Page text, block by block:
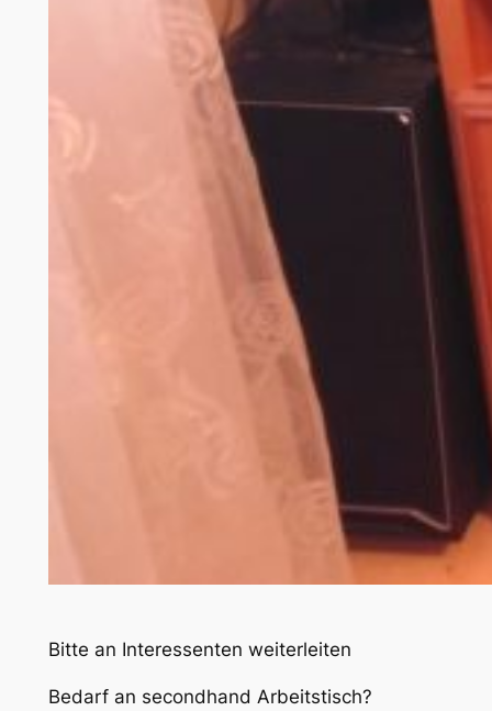
Bitte an Interessenten weiterleiten
Bedarf an secondhand Arbeitstisch?